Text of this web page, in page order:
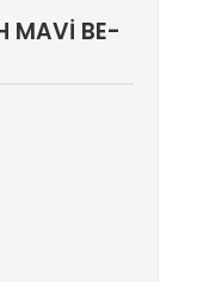
MAVİ BE-